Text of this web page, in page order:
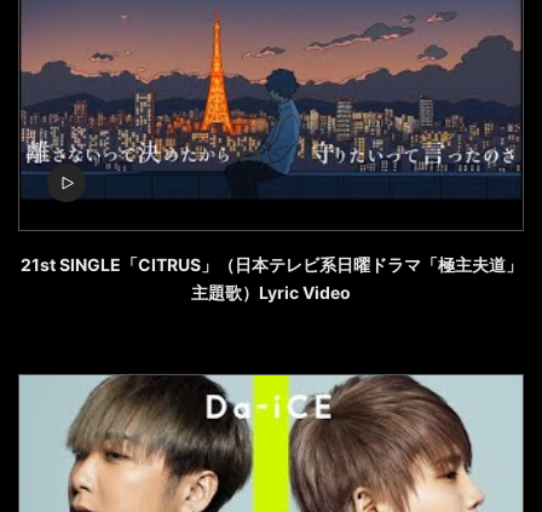
21st SINGLE「CITRUS」（日本テレビ系日曜ドラマ「極主夫道」
主題歌）Lyric Video